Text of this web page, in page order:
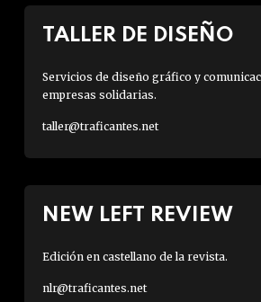
TALLER DE DISEÑO
Servicios de diseño gráfico y
empresas solidarias.
taller@traficantes.net
NEW LEFT REVIEW
Edición en castellano de la revista.
nlr@traficantes.net